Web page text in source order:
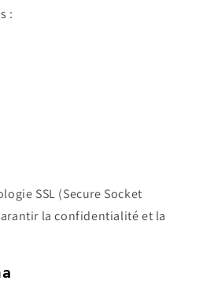
:
SSL (Secure Socket
la confidentialité et la